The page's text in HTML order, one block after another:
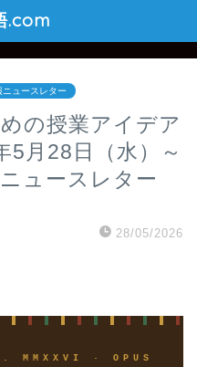
.com
ュースレター
の授業アイデア
5月28日（水）～
ュースレター
28/05/2026
MMXXVI · OPUS